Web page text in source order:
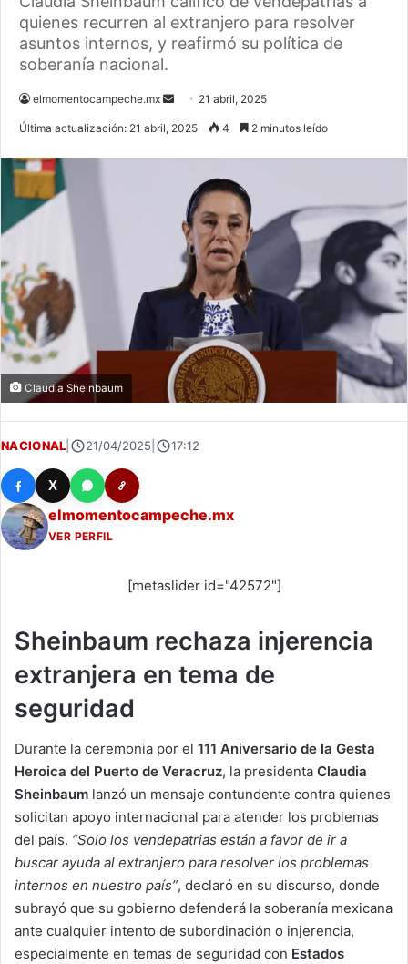
quienes recurren al extranjero para resolver
asuntos internos, y reafirmó su política de
soberanía nacional.
elmomentocampeche.mx
Send 21 abril, 2025
Última actualización: 21 abril, 2025 4 2 minutos leído
Claudia Sheinbaum
NACIONAL 21/04/2025 17:12
X
elmomentocampeche.mx
VER PERFIL
[metaslider id="42572"]
Sheinbaum rechaza injerencia
extranjera en tema de
seguridad
Durante la ceremonia por el 111 Aniversario de la Gesta
Heroica del Puerto de Veracruz, la presidenta Claudia
Sheinbaum lanzó un mensaje contundente contra quienes
solicitan apoyo internacional para atender los problemas
del país. “Solo los vendepatrias están a favor de ir a
buscar ayuda al extranjero para resolver los problemas
internos en nuestro país”, declaró en su discurso, donde
subrayó que su gobierno defenderá la soberanía mexicana
ante cualquier intento de subordinación o injerencia,
especialmente en temas de seguridad con Estados